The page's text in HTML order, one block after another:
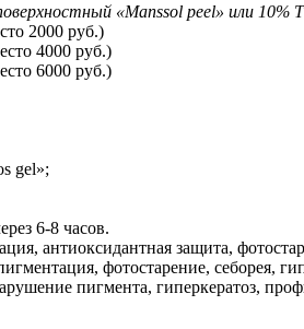
«Manssol peel» или 10%
2000 руб.)
4000 руб.)
6000 руб.)
gel»;
6-8 часов.
антиоксидантная защита,
фотостарение, себорея,
пигмента, гиперкератоз,